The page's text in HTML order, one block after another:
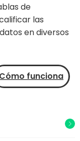
de
las
en diversos
Cómo funciona